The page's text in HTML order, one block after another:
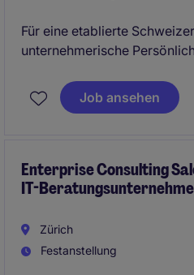
Für eine etablierte
unternehmerische
Deutschschweiz. Sie
Handelsunternehmen,
Banklösungen.
Job ansehen
Enterprise Consulting
IT-
Zürich
Festanstellung